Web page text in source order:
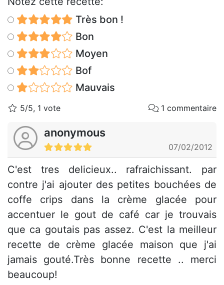
Très bon !
Bon
Moyen
Bof
Mauvais
5/5, 1 vote 1 commentaire
anonymous
07/02/2012
C'est tres delicieux.. rafraichissant. par
contre j'ai ajouter des petites bouchées de
coffe crips dans la crème glacée pour
accentuer le gout de café car je trouvais
que ca goutais pas assez. C'est la meilleur
recette de crème glacée maison que j'ai
jamais gouté.Très bonne recette .. merci
beaucoup!